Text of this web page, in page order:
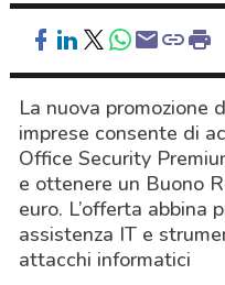
La nuova promozione
imprese consente di
Office Security
e ottenere un Buono
euro. L’offerta abbina
assistenza IT e
attacchi informatici